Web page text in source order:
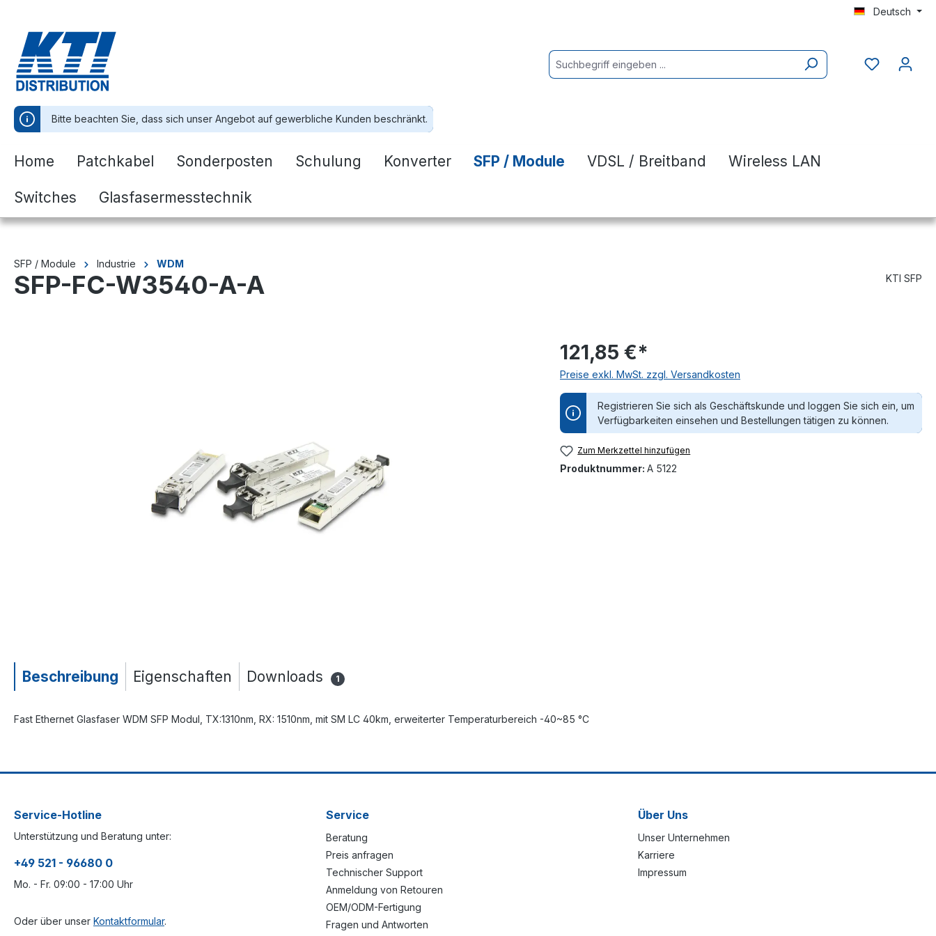
Deutsch
Bitte beachten Sie, dass sich unser Angebot auf gewerbliche Kunden beschränkt.
Home Patchkabel Sonderposten Schulung Konverter SFP / Module VDSL / Breitband Wireless LAN
Switches Glasfasermesstechnik
SFP / Module Industrie WDM
SFP-FC-W3540-A-A KTI SFP
121,85 €*
Preise exkl. MwSt. zzgl. Versandkosten
Registrieren Sie sich als Geschäftskunde und loggen Sie sich ein, um
Verfügbarkeiten einsehen und Bestellungen tätigen zu können.
Zum Merkzettel hinzufügen
Produktnummer: A 5122
Beschreibung Eigenschaften Downloads 1
Fast Ethernet Glasfaser WDM SFP Modul, TX:1310nm, RX: 1510nm, mit SM LC 40km, erweiterter Temperaturbereich -40~85 °C
Service-Hotline
Unterstützung und Beratung unter:
+49 521 - 96680 0
Mo. - Fr. 09:00 - 17:00 Uhr
Oder über unser Kontaktformular.
Service
Beratung
Preis anfragen
Technischer Support
Anmeldung von Retouren
OEM/ODM-Fertigung
Fragen und Antworten
Über Uns
Unser Unternehmen
Karriere
Impressum